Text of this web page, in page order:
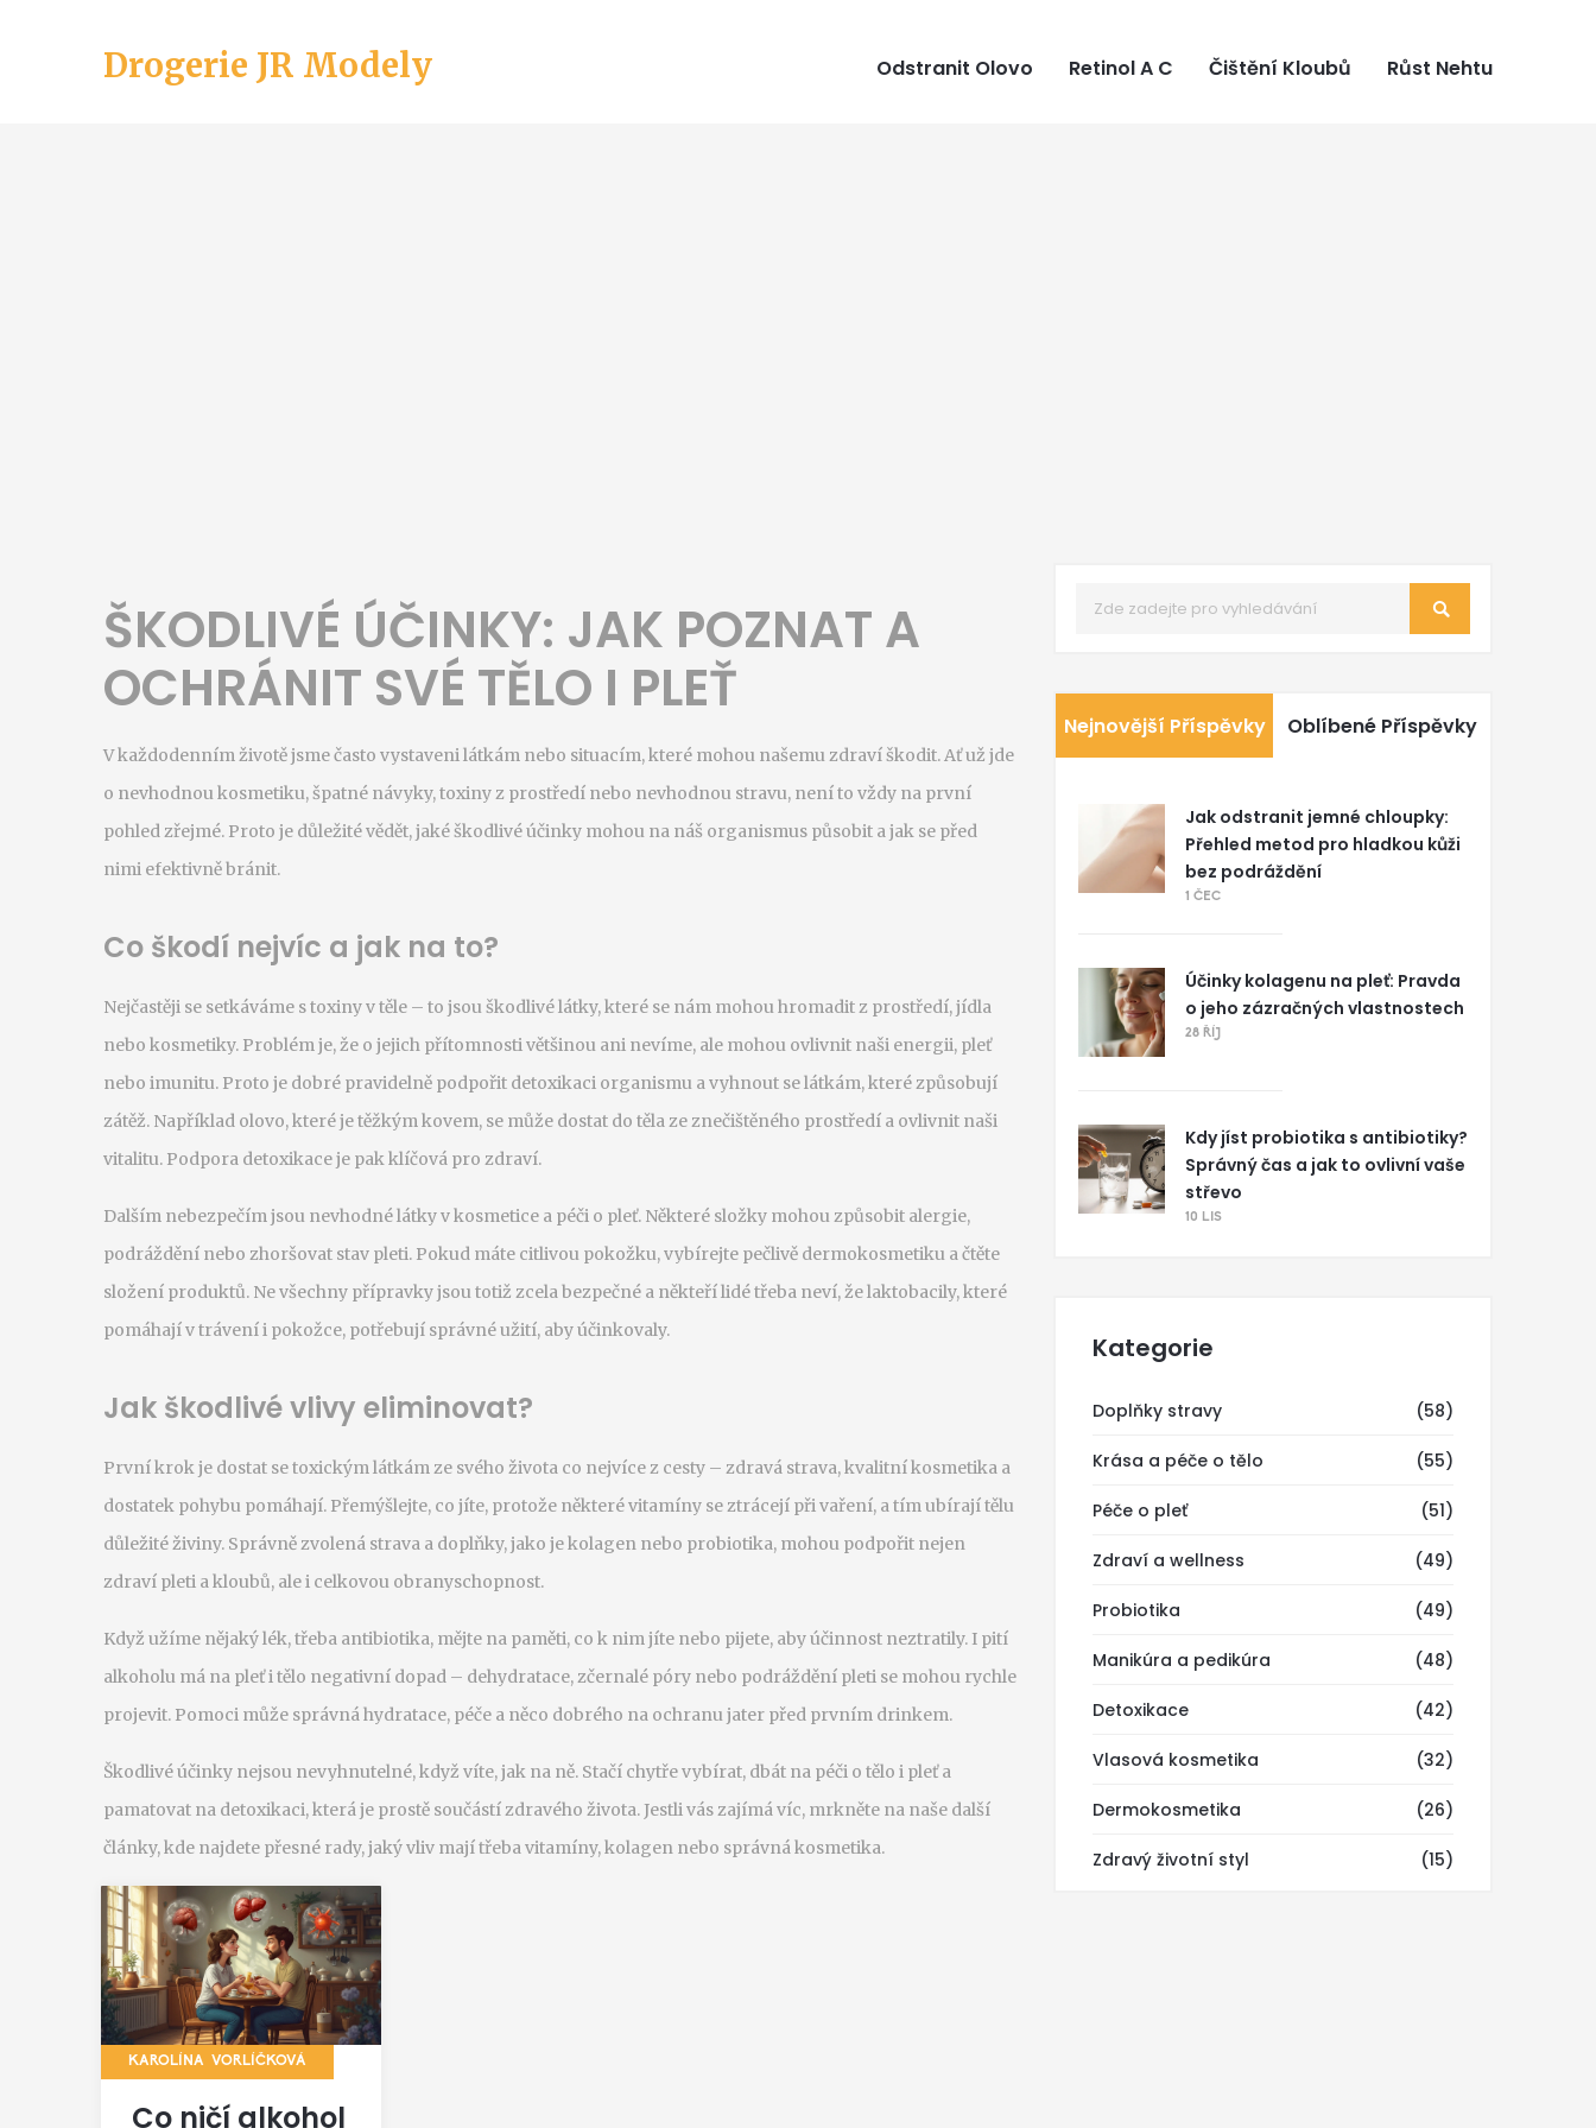
Drogerie JR Modely Odstranit Olovo Retinol A C Čištění Kloubů Růst Nehtu
ŠKODLIVÉ ÚČINKY: JAK POZNAT A
OCHRÁNIT SVÉ TĚLO I PLEŤ
V každodenním životě jsme často vystaveni látkám nebo situacím, které mohou našemu zdraví škodit. Ať už jde
o nevhodnou kosmetiku, špatné návyky, toxiny z prostředí nebo nevhodnou stravu, není to vždy na první
pohled zřejmé. Proto je důležité vědět, jaké škodlivé účinky mohou na náš organismus působit a jak se před
nimi efektivně bránit.
Co škodí nejvíc a jak na to?
Nejčastěji se setkáváme s toxiny v těle – to jsou škodlivé látky, které se nám mohou hromadit z prostředí, jídla
nebo kosmetiky. Problém je, že o jejich přítomnosti většinou ani nevíme, ale mohou ovlivnit naši energii, pleť
nebo imunitu. Proto je dobré pravidelně podpořit detoxikaci organismu a vyhnout se látkám, které způsobují
zátěž. Například olovo, které je těžkým kovem, se může dostat do těla ze znečištěného prostředí a ovlivnit naši
vitalitu. Podpora detoxikace je pak klíčová pro zdraví.
Dalším nebezpečím jsou nevhodné látky v kosmetice a péči o pleť. Některé složky mohou způsobit alergie,
podráždění nebo zhoršovat stav pleti. Pokud máte citlivou pokožku, vybírejte pečlivě dermokosmetiku a čtěte
složení produktů. Ne všechny přípravky jsou totiž zcela bezpečné a někteří lidé třeba neví, že laktobacily, které
pomáhají v trávení i pokožce, potřebují správné užití, aby účinkovaly.
Jak škodlivé vlivy eliminovat?
První krok je dostat se toxickým látkám ze svého života co nejvíce z cesty – zdravá strava, kvalitní kosmetika a
dostatek pohybu pomáhají. Přemýšlejte, co jíte, protože některé vitamíny se ztrácejí při vaření, a tím ubírají tělu
důležité živiny. Správně zvolená strava a doplňky, jako je kolagen nebo probiotika, mohou podpořit nejen
zdraví pleti a kloubů, ale i celkovou obranyschopnost.
Když užíme nějaký lék, třeba antibiotika, mějte na paměti, co k nim jíte nebo pijete, aby účinnost neztratily. I pití
alkoholu má na pleť i tělo negativní dopad – dehydratace, zčernalé póry nebo podráždění pleti se mohou rychle
projevit. Pomoci může správná hydratace, péče a něco dobrého na ochranu jater před prvním drinkem.
Škodlivé účinky nejsou nevyhnutelné, když víte, jak na ně. Stačí chytře vybírat, dbát na péči o tělo i pleť a
pamatovat na detoxikaci, která je prostě součástí zdravého života. Jestli vás zajímá víc, mrkněte na naše další
články, kde najdete přesné rady, jaký vliv mají třeba vitamíny, kolagen nebo správná kosmetika.
KAROLÍNA VORLÍČKOVÁ
Co ničí alkohol
Nejnovější Příspěvky Oblíbené Příspěvky
Jak odstranit jemné chloupky:
Přehled metod pro hladkou kůži
bez podráždění
1 ČEC
Účinky kolagenu na pleť: Pravda
o jeho zázračných vlastnostech
28 ŘÍJ
Kdy jíst probiotika s antibiotiky?
Správný čas a jak to ovlivní vaše
střevo
10 LIS
Kategorie
Doplňky stravy (58)
Krása a péče o tělo (55)
Péče o pleť (51)
Zdraví a wellness (49)
Probiotika (49)
Manikúra a pedikúra (48)
Detoxikace (42)
Vlasová kosmetika (32)
Dermokosmetika (26)
Zdravý životní styl (15)